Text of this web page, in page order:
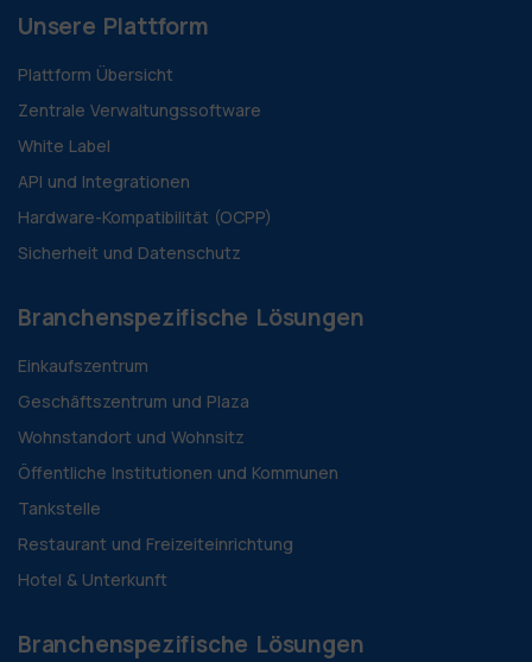
Unsere Plattform
Plattform Übersicht
Zentrale Verwaltungssoftware
White Label
API und Integrationen
Hardware-Kompatibilität (OCPP)
Sicherheit und Datenschutz
Branchenspezifische Lösungen
Einkaufszentrum
Geschäftszentrum und Plaza
Wohnstandort und Wohnsitz
Öffentliche Institutionen und Kommunen
Tankstelle
Restaurant und Freizeiteinrichtung
Hotel & Unterkunft
Branchenspezifische Lösungen